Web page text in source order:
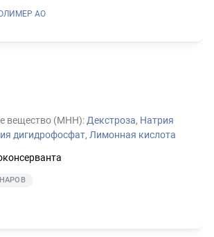
АО
вещество (МНН): Декстроза, Натрия
дигидрофосфат, Лимонная кислота